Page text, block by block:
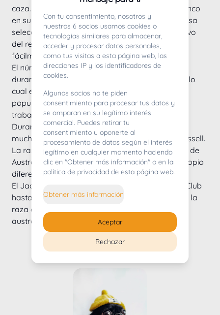
caza. Utilizó un Fox Terrier específico de pelo blanco
en su programa de cría y, mediante una cuidadosa
selección y cría, surgió una raza distinta. El objetivo
del reverendo era producir un terrier se lanzara
fácilmente a por su presa sin matarla.
El número de ejemplares de la raza disminuyó
durante la Segunda Guerra Mundial, después de lo
cual estos encantadores perros se hicieron más
populares como mascotas que como perros de
trabajo.
Durante los años 60 y 70 se llevaron a Australia
muchos terriers de trabajo, incluidos los Jack Russell.
La raza se hizo muy popular en las exposiciones de
Australia, y allí empezaron a tener un aspecto propio
diferente al de los terriers del Reino Unido.
El Jack Russell no fue reconocido por el Kennel Club
hasta 2016, cuando se estableció un estándar de la
raza que incorporaba tanto los estándares
australianos como los de la FCI.
Criadores de Jack russell terrier
Con tu consentimiento, nosotros y
nuestros 6 socios usamos cookies o
tecnologías similares para almacenar,
acceder y procesar datos personales,
como tus visitas a esta página web, las
direcciones IP y los identificadores de
cookies.
Algunos socios no te piden
consentimiento para procesar tus datos y
se amparan en su legítimo interés
comercial. Puedes retirar tu
consentimiento u oponerte al
procesamiento de datos según el interés
legítimo en cualquier momento haciendo
clic en "Obtener más información" o en la
política de privacidad de esta página web.
Obtener más información
Rechazar
Aceptar